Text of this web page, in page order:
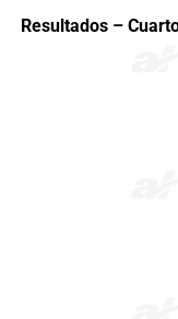
Resultados –